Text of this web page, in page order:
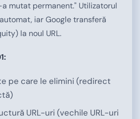
mutat permanent." Utilizatorul
iar Google transferă
la noul URL.
pe care le elimini (redirect
URL-uri (vechile URL-uri